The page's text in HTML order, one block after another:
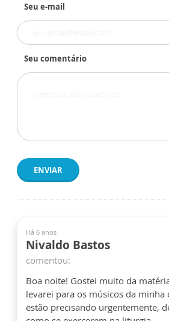
Seu e-mail
Seu comentário
ENVIAR
Há 6 anos
Nivaldo Bastos
comentou:
Boa noite! Gostei muito da
levarei para os músicos da minha
estão precisando urgentemente,